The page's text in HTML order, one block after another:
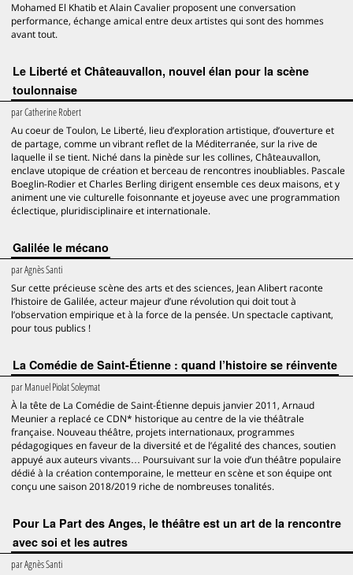
Mohamed El Khatib et Alain Cavalier proposent une conversation
performance, échange amical entre deux artistes qui sont des hommes
avant tout.
Le Liberté et Châteauvallon, nouvel élan pour la scène
toulonnaise
parCatherine Robert
Au coeur de Toulon, Le Liberté, lieu d’exploration artistique, d’ouverture et
de partage, comme un vibrant reflet de la Méditerranée, sur la rive de
laquelle il se tient. Niché dans la pinède sur les collines, Châteauvallon,
enclave utopique de création et berceau de rencontres inoubliables. Pascale
Boeglin-Rodier et Charles Berling dirigent ensemble ces deux maisons, et y
animent une vie culturelle foisonnante et joyeuse avec une programmation
éclectique, pluridisciplinaire et internationale.
Galilée le mécano
parAgnès Santi
Sur cette précieuse scène des arts et des sciences, Jean Alibert raconte
l’histoire de Galilée, acteur majeur d’une révolution qui doit tout à
l’observation empirique et à la force de la pensée. Un spectacle captivant,
pour tous publics !
La Comédie de Saint-Étienne : quand l’histoire se réinvente
parManuel Piolat Soleymat
À la tête de La Comédie de Saint-Étienne depuis janvier 2011, Arnaud
Meunier a replacé ce CDN* historique au centre de la vie théâtrale
française. Nouveau théâtre, projets internationaux, programmes
pédagogiques en faveur de la diversité et de l’égalité des chances, soutien
appuyé aux auteurs vivants… Poursuivant sur la voie d’un théâtre populaire
dédié à la création contemporaine, le metteur en scène et son équipe ont
conçu une saison 2018/2019 riche de nombreuses tonalités.
Pour La Part des Anges, le théâtre est un art de la rencontre
avec soi et les autres
parAgnès Santi